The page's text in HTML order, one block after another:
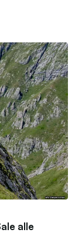
alle